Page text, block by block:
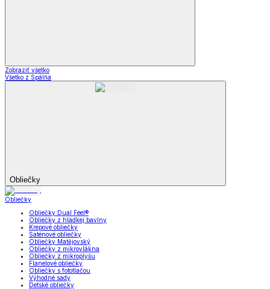
Zobraziť všetko
Všetko z Spálňa
Obliečky
Obliečky
Obliečky Dual Feel®
Obliečky z hladkej bavlny
Krepové obliečky
Saténové obliečky
Obliečky Matějovský
Obliečky z mikrovlákna
Obliečky z mikroplyšu
Flanelové obliečky
Obliečky s fototlačou
Výhodné sady
Detské obliečky